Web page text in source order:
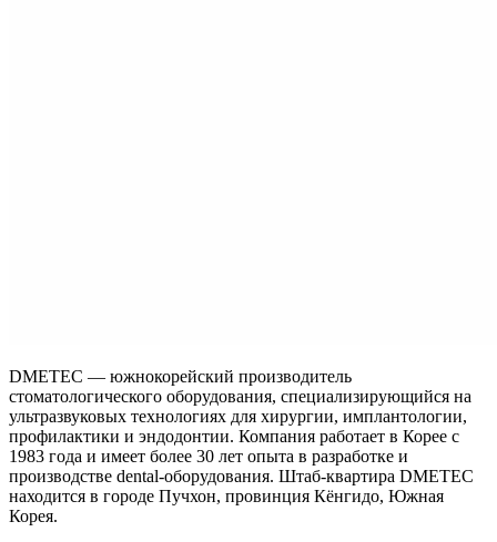
DMETEC — южнокорейский производитель
стоматологического оборудования, специализирующийся на
ультразвуковых технологиях для хирургии, имплантологии,
профилактики и эндодонтии. Компания работает в Корее с
1983 года и имеет более 30 лет опыта в разработке и
производстве dental-оборудования. Штаб-квартира DMETEC
находится в городе Пучхон, провинция Кёнгидо, Южная
Корея.